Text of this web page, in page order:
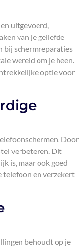
uitgevoerd,
van je geliefde
bij schermreparaties
wereld om je heen.
optie voor
Door
verbeteren. Dit
is, maar ook goed
telefoon en verzekert
behoudt op je